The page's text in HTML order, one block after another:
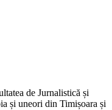
de Jurnalistică și
și uneori din Timișoara și